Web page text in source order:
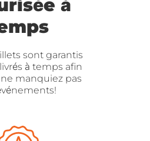
à
sont garantis
à temps afin
manquiez pas